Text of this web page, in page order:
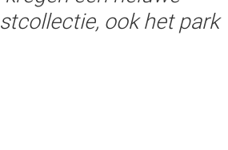
ook het park